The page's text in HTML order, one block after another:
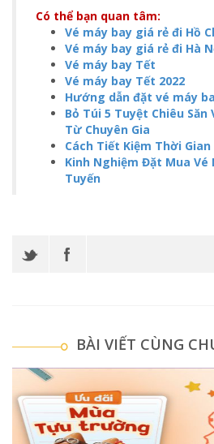
Có thể bạn quan tâm:
Vé máy bay giá rẻ đi Hồ
Vé máy bay giá rẻ đi Hà
Vé máy bay Tết
Vé máy bay Tết 2022
Hướng dẫn đặt vé máy
Bỏ Túi 5 Tuyệt Chiêu Săn
Từ Chuyên Gia
Cách Tiết Kiệm Thời
Kinh Nghiệm Đặt Mua Vé
Tuyến
BÀI VIẾT CÙNG